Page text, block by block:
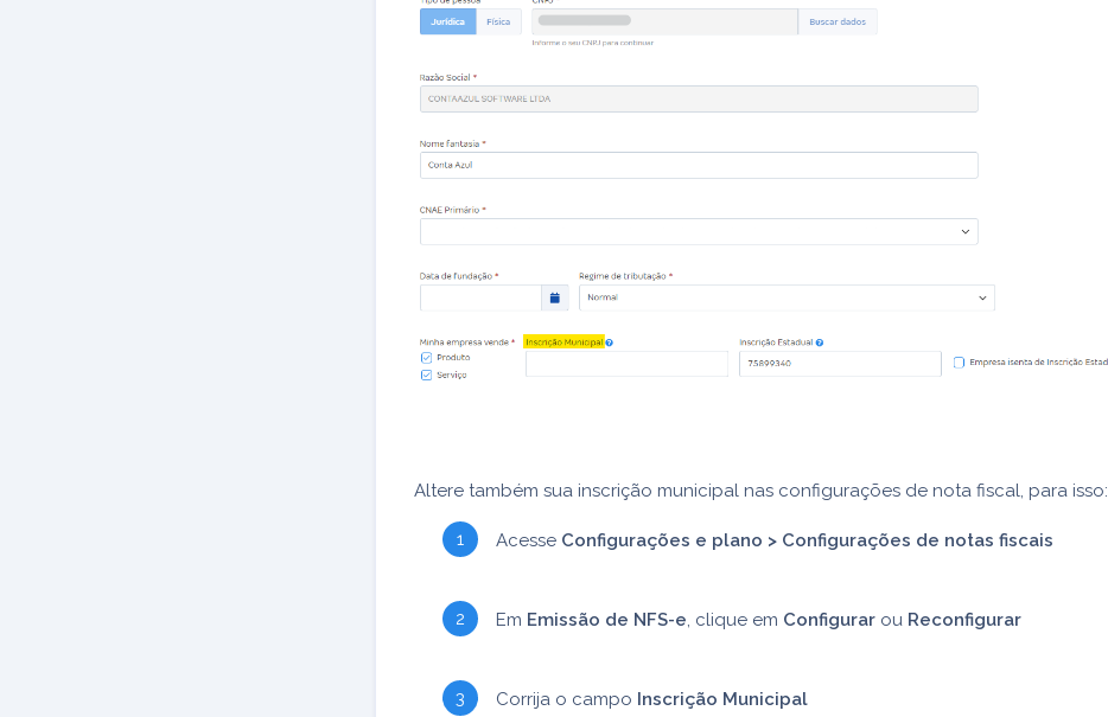
Altere também sua inscrição municipal nas configurações de nota fiscal, para isso:
Acesse Configurações e plano > Configurações de notas fiscais
Em Emissão de NFS-e, clique em Configurar ou Reconfigurar
Corrija o campo Inscrição Municipal